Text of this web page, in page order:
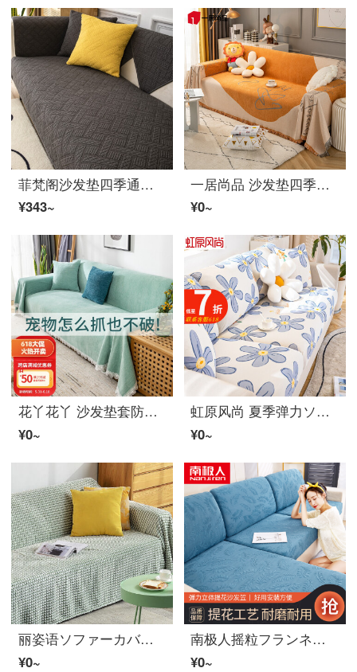
菲梵阁沙发垫四季通用套装布艺全コットン定制实木组合革張りのソファ套罩巾全包简约坐垫子 芯格-深灰 70*70CM一片
¥343~
一居尚品 沙发垫四季ソファーカバー罩全包ファブリックソファー巾盖布全盖毯子通用シュニエ提花 蜜橙180*340三人
¥0~
花丫花丫 沙发垫套防猫抓盖布沙发巾ins简约全盖万能ソファーカバー罩沙发垫防猫抓四季通用 沙发垫盖布 浅绿 240*180cm
¥0~
虹原风尚 夏季弹力ソファーカバー罩全包夏天简约现代小清新防猫抓不粘毛通用型弾力性ソファーカバー罩半包沙发笠沙发垫 浪漫花海【高5-20cm】 45*45cm抱枕套(不含芯)一张
¥0~
丽姿语ソファーカバー防猫抓全包通用型保护罩子沙发垫北欧简约沙发巾全盖布 薄青-(绿色) 宽1米*1.5米
¥0~
南极人摇粒フランネルソファーカバー罩全包沙发罩沙发笠盖布四季通用沙发垫子坐垫防尘套 提花款-孔雀蓝Sum 加大单人：宽65-90x长65-95x高5-20
¥0~